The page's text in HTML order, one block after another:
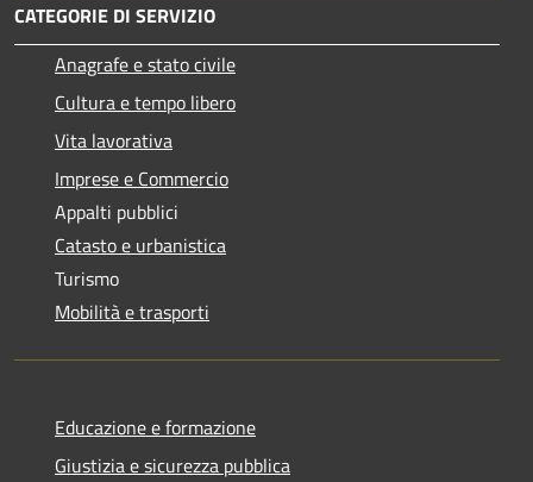
CATEGORIE DI SERVIZIO
Anagrafe e stato civile
Cultura e tempo libero
Vita lavorativa
Imprese e Commercio
Appalti pubblici
Catasto e urbanistica
Turismo
Mobilità e trasporti
Educazione e formazione
Giustizia e sicurezza pubblica